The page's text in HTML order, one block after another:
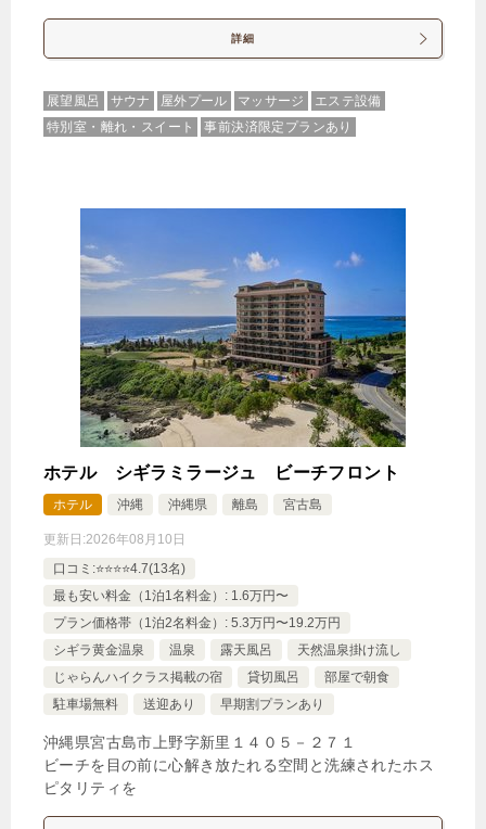
ラウンジアクセス付＞
90,280円ガーデンプールスイート1ベッドル
ーム＜ラウンジアクセス付＞
【早期割120】120日前予約早取りプラン＜事前決済
限定＞/朝食付
IN15:00- OUT-11:00 禁煙ルーム
エグゼクティブオーシャンルーム＜ラウンジアクセ
ス付＞
【選べるお部屋と価格】
27,670円エグゼクティブオーシャンルーム＜
ラウンジアクセス付＞
19,260円スーペリアサンセットルーム（47平
米/2F-6F）
詳細
展望風呂 サウナ 屋外プール マッサージ
エステ設備
特別室・離れ・スイート
事前決済限定プランあり
ホテル シギラミラージュ ビーチフロント
ホテル 沖縄 沖縄県 離島 宮古島
更新日:2026年08月10日
口コミ:⭐️⭐️⭐️⭐️4.7(13名)
最も安い料金（1泊1名料金）: 1.6万円〜
プラン価格帯（1泊2名料金）: 5.3万円〜19.2万円
シギラ黄金温泉
温泉 露天風呂
天然温泉掛け流し
じゃらんハイクラス掲載の宿
貸切風呂
部屋で朝食
駐車場無料
送迎あり 早期割プランあり
沖縄県宮古島市上野字新里１４０５－２７１
ビーチを目の前に心解き放たれる空間と洗練されたホス
ピタリティを